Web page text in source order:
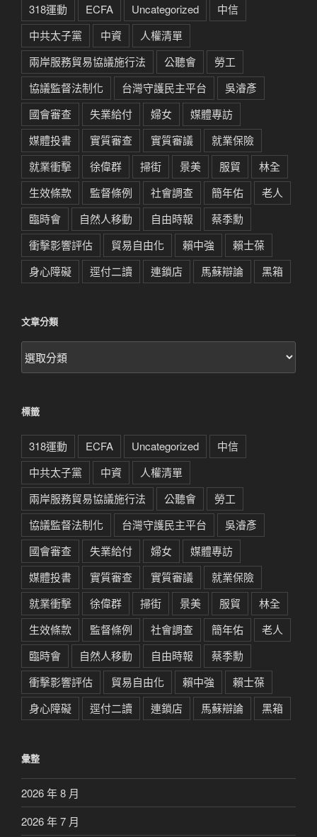
318運動 ECFA Uncategorized
中信
中共太子黨
中資
人權清單
兩岸服務貿易協議施行法
公聽會
勞工
協議監督法制化
台灣守護民主平台
吳濬彥
國會審查
失業給付 婦女
媒體專訪
媒體投書
實質審查 實質審議
就業保險
就業衝擊
徐偉群 掃街 景美 服貿
林全
生效條款
監督條例 社會調查 簡年佑
老人
臨時會
自然人移動 自由時報
蔡季勳
衝擊影響評估
貿易自由化 賴中強
賴士葆
身心障礙
逕付二讀 連鎖店 馬蘇辯論 黑箱
文章分類
文
章
標籤
318運動 ECFA Uncategorized
中信
中共太子黨
中資
人權清單
兩岸服務貿易協議施行法
公聽會
勞工
協議監督法制化
台灣守護民主平台
吳濬彥
國會審查
失業給付 婦女
媒體專訪
媒體投書
實質審查 實質審議
就業保險
就業衝擊
徐偉群 掃街 景美 服貿
林全
生效條款
監督條例 社會調查 簡年佑
老人
臨時會
自然人移動 自由時報
蔡季勳
衝擊影響評估
貿易自由化 賴中強
賴士葆
身心障礙
逕付二讀 連鎖店 馬蘇辯論 黑箱
彙整
2026 年 8 月
2026 年 7 月